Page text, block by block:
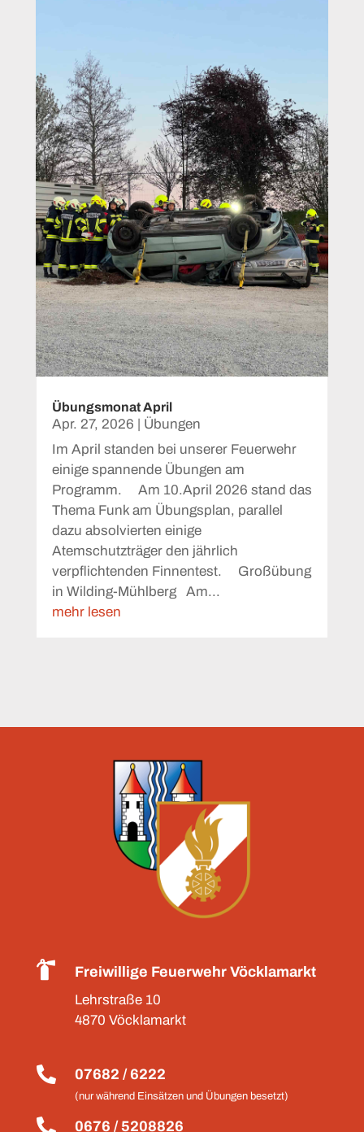
Übungsmonat April
Apr. 27, 2026 | Übungen
Im April standen bei unserer Feuerwehr
einige spannende Übungen am
Programm. Am 10.April 2026 stand das
Thema Funk am Übungsplan, parallel
dazu absolvierten einige
Atemschutzträger den jährlich
verpflichtenden Finnentest. Großübung
in Wilding-Mühlberg Am...
mehr lesen
 Freiwillige Feuerwehr Vöcklamarkt
Lehrstraße 10
4870 Vöcklamarkt
 07682 / 6222
(nur während Einsätzen und Übungen besetzt)
 0676 / 5208826